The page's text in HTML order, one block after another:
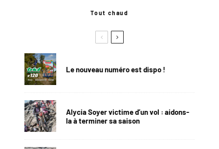
Tout chaud
Le nouveau numéro est dispo !
Alycia Soyer victime d’un vol : aidons-
la à terminer sa saison